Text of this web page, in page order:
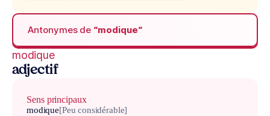
Antonymes de “modique“
modique
adjectif
Sens principaux
modique[Peu considérable]